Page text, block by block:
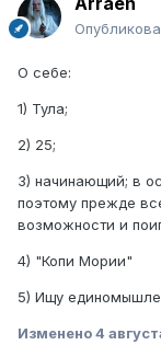
О себе:
1) Тула;
2) 25;
3) начинающий; в
поэтому прежде
возможности и
4) "Копи Мории"
5) Ищу
Изменено4